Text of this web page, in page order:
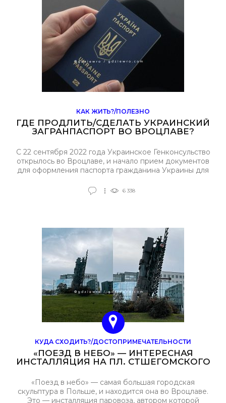
КАК ЖИТЬ?/ПОЛЕЗНО
ГДЕ ПРОДЛИТЬ/СДЕЛАТЬ УКРАИНСКИЙ
ЗАГРАНПАСПОРТ ВО ВРОЦЛАВЕ?
С 22 сентября 2022 года Украинское Генконсульство
открылось во Вроцлаве, и начало прием документов
для оформления паспорта гражданина Украины для
которым уже исполнилось 12 лет и сейчас находятся в
Польше, появилась возможность подать документы на
6 338
КУДА СХОДИТЬ?/ДОСТОПРИМЕЧАТЕЛЬНОСТИ
«ПОЕЗД В НЕБО» — ИНТЕРЕСНАЯ
ИНСТАЛЛЯЦИЯ НА ПЛ. СТШЕГОМСКОГО
«Поезд в небо» — самая большая городская
скульптура в Польше, и находится она во Вроцлаве.
Это — инсталляция паровоза, автором которой